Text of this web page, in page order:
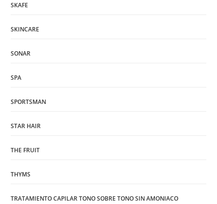
SKAFE
SKINCARE
SONAR
SPA
SPORTSMAN
STAR HAIR
THE FRUIT
THYMS
TRATAMIENTO CAPILAR TONO SOBRE TONO SIN AMONIACO